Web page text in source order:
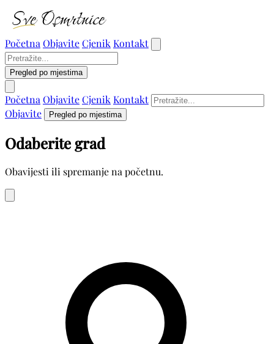
Početna ObjaviteCjenik Kontakt
Pregled po mjestima
Početna ObjaviteCjenik Kontakt
Objavite
Pregled po mjestima
Odaberite grad
Obavijesti ili spremanje na početnu.